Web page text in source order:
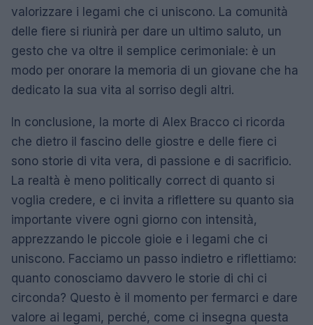
valorizzare i legami che ci uniscono. La comunità
delle fiere si riunirà per dare un ultimo saluto, un
gesto che va oltre il semplice cerimoniale: è un
modo per onorare la memoria di un giovane che ha
dedicato la sua vita al sorriso degli altri.
In conclusione, la morte di Alex Bracco ci ricorda
che dietro il fascino delle giostre e delle fiere ci
sono storie di vita vera, di passione e di sacrificio.
La realtà è meno politically correct di quanto si
voglia credere, e ci invita a riflettere su quanto sia
importante vivere ogni giorno con intensità,
apprezzando le piccole gioie e i legami che ci
uniscono. Facciamo un passo indietro e riflettiamo:
quanto conosciamo davvero le storie di chi ci
circonda? Questo è il momento per fermarci e dare
valore ai legami, perché, come ci insegna questa